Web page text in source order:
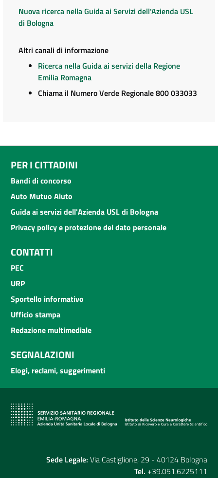
Nuova ricerca nella Guida ai Servizi dell'Azienda USL
di Bologna
Altri canali di informazione
Ricerca nella Guida ai servizi della Regione
Emilia Romagna
Chiama il Numero Verde Regionale 800 033033
PER I CITTADINI
Bandi di concorso
Auto Mutuo Aiuto
Guida ai servizi dell'Azienda USL di Bologna
Privacy policy e protezione del dato personale
CONTATTI
PEC
URP
Sportello informativo
Ufficio stampa
Redazione multimediale
SEGNALAZIONI
Elogi, reclami, suggerimenti
Sede Legale: Via Castiglione, 29 - 40124 Bologna
Tel. +39.051.6225111